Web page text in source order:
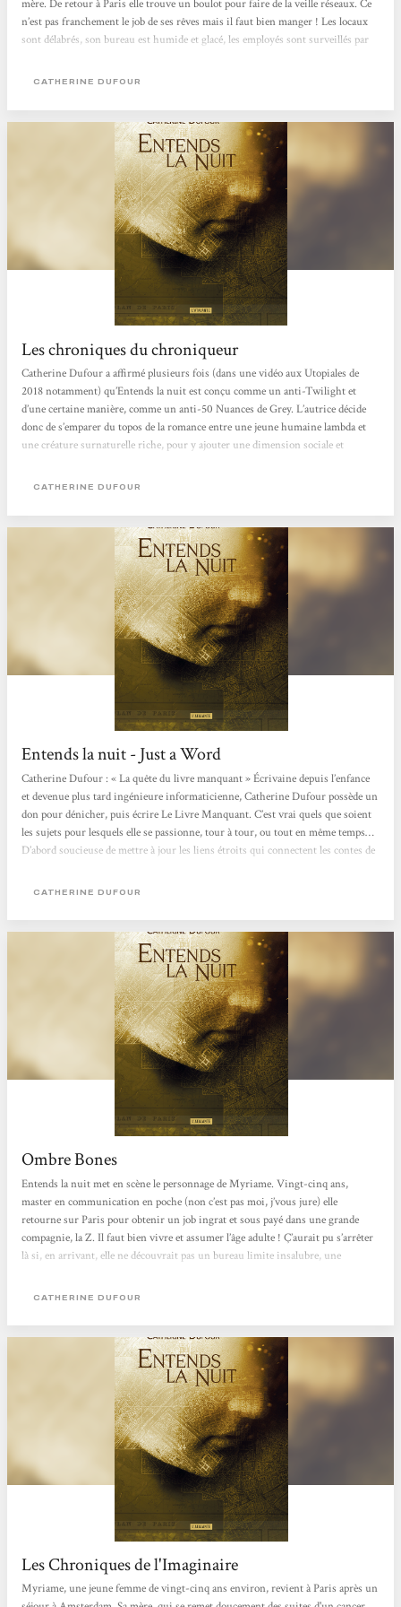
mère. De retour à Paris elle trouve un boulot pour faire de la veille réseaux. Ce
n’est pas franchement le job de ses rêves mais il faut bien manger ! Les locaux
sont délabrés, son bureau est humide et glacé, les employés sont surveillés par
mêlent pas aux employés dans un style british inaccessible. L’un d’eux, basé en
CATHERINE DUFOUR
Les chroniques du chroniqueur
Catherine Dufour a affirmé plusieurs fois (dans une vidéo aux Utopiales de
2018 notamment) qu’Entends la nuit est conçu comme un anti-Twilight et
d’une certaine manière, comme un anti-50 Nuances de Grey. L’autrice décide
donc de s’emparer du topos de la romance entre une jeune humaine lambda et
une créature surnaturelle riche, pour y ajouter une dimension sociale et
contribue à faire de leur relation une histoire impossible et marquée par le
CATHERINE DUFOUR
Entends la nuit - Just a Word
Catherine Dufour : « La quête du livre manquant » Écrivaine depuis l’enfance
et devenue plus tard ingénieure informaticienne, Catherine Dufour possède un
don pour dénicher, puis écrire Le Livre Manquant. C’est vrai quels que soient
les sujets pour lesquels elle se passionne, tour à tour, ou tout en même temps…
D’abord soucieuse de mettre à jour les liens étroits qui connectent les contes de
Dieu et au Diable, elle publie, au début des années 2000, la...
CATHERINE DUFOUR
Ombre Bones
Entends la nuit met en scène le personnage de Myriame. Vingt-cinq ans,
master en communication en poche (non c’est pas moi, j’vous jure) elle
retourne sur Paris pour obtenir un job ingrat et sous payé dans une grande
compagnie, la Z. Il faut bien vivre et assumer l’âge adulte ! Ç’aurait pu s’arrêter
là si, en arrivant, elle ne découvrait pas un bureau limite insalubre, une
employés… Pas le choix d’accepter pour espérer décrocher un CDI. CDI qu’elle
CATHERINE DUFOUR
Les Chroniques de l'Imaginaire
Myriame, une jeune femme de vingt-cinq ans environ, revient à Paris après un